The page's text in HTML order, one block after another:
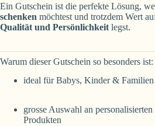
Ein Gutschein ist die perfekte Lösung,
schenken möchtest und trotzdem Wert
Qualität und Persönlichkeit legst.
Warum dieser Gutschein so besonders ist:
ideal für Babys, Kinder & Familien
grosse Auswahl an
Produkten